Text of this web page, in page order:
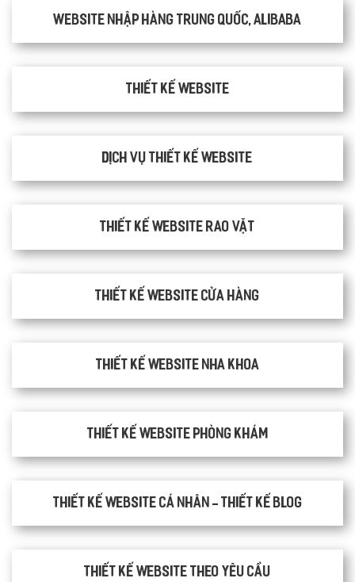
Website nhập hàng Trung Quốc, Alibaba
Thiết kế website
Dịch vụ thiết kế website
thiết kế website rao vặt
Thiết kế website cửa hàng
Thiết kế website nha khoa
thiết kế website phòng khám
Thiết kế website cá nhân - Thiết kế blog
Thiết kế website theo yêu cầu